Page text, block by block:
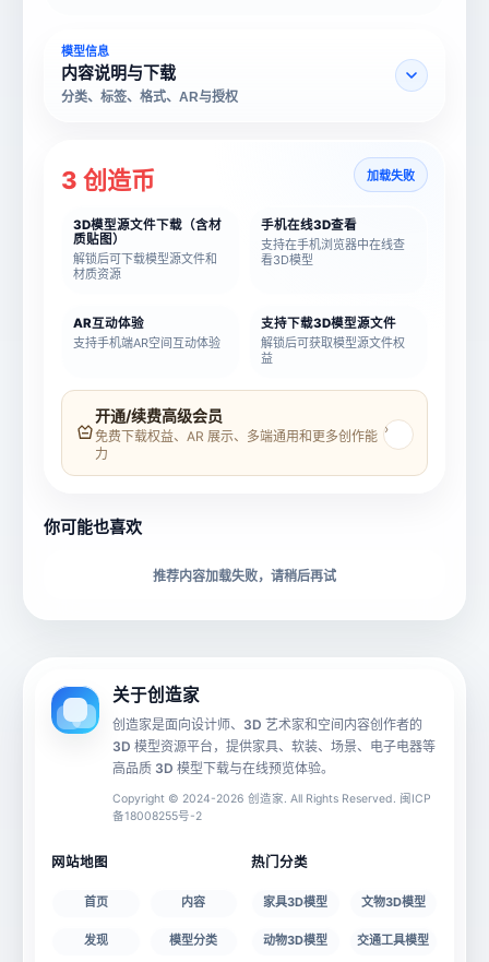
模型信息
内容说明与下载
分类、标签、格式、AR与授权
模型名称
材质贴图
文件大小
3 创造币 加载失败
3D模型源文件下载（含材
质贴图）
解锁后可下载模型源文件和
材质资源
手机在线3D查看
支持在手机浏览器中在线查
看3D模型
AR互动体验
支持手机端AR空间互动体验
支持下载3D模型源文件
解锁后可获取模型源文件权
益
开通/续费高级会员
免费下载权益、AR 展示、多端通用和更多创作能
力
›
你可能也喜欢
推荐内容加载失败，请稍后再试
关于创造家
创造家是面向设计师、3D 艺术家和空间内容创作者的
3D 模型资源平台，提供家具、软装、场景、电子电器等
高品质 3D 模型下载与在线预览体验。
Copyright © 2024-2026 创造家. All Rights Reserved. 闽ICP
备18008255号-2
网站地图
首页 内容
发现 模型分类
热门分类
家具3D模型 文物3D模型
动物3D模型 交通工具模型